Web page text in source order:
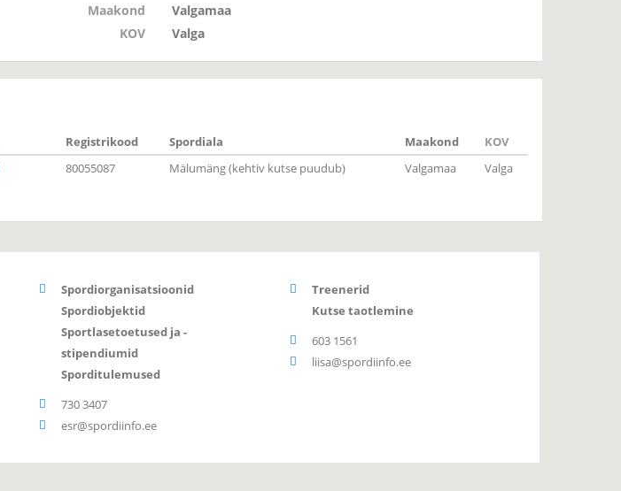
Maakond
Valgamaa
KOV
Valga
Registrikood Spordiala Maakond
KOV
80055087 Mälumäng (kehtiv kutse puudub) Valgamaa Valga
Spordiorganisatsioonid
Spordiobjektid
Sportlasetoetused ja -
stipendiumid
Sporditulemused
730 3407
esr@spordiinfo.ee
Treenerid
Kutse taotlemine
603 1561
liisa@spordiinfo.ee